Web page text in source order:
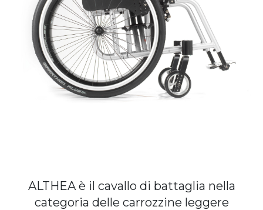
ALTHEA è il cavallo di battaglia nella
categoria delle carrozzine leggere